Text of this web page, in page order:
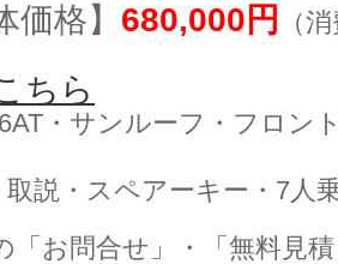
価格】 680,000円 （
ちら
・サンルーフ・フロン
説・スペアーキー・7人
お問合せ」・「無料見